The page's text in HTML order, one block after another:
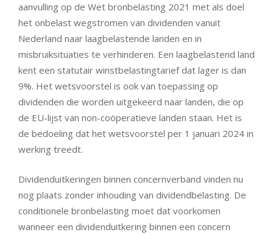
aanvulling op de Wet bronbelasting 2021 met als doel
het onbelast wegstromen van dividenden vanuit
Nederland naar laagbelastende landen en in
misbruiksituaties te verhinderen. Een laagbelastend land
kent een statutair winstbelastingtarief dat lager is dan
9%. Het wetsvoorstel is ook van toepassing op
dividenden die worden uitgekeerd naar landen, die op
de EU-lijst van non-coöperatieve landen staan. Het is
de bedoeling dat het wetsvoorstel per 1 januari 2024 in
werking treedt.
Dividenduitkeringen binnen concernverband vinden nu
nog plaats zonder inhouding van dividendbelasting. De
conditionele bronbelasting moet dat voorkomen
wanneer een dividenduitkering binnen een concern